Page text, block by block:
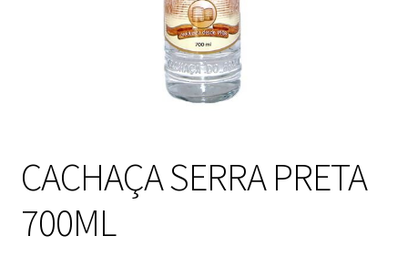
CACHAÇA SERRA PRETA
700ML